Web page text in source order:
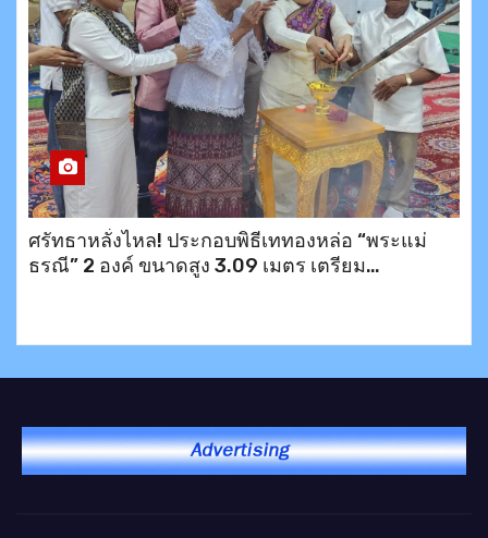
ศรัทธาหลั่งไหล! ประกอบพิธีเททองหล่อ “พระแม่
ธรณี” 2 องค์ ขนาดสูง 3.09 เมตร เตรียม
ประชาชน